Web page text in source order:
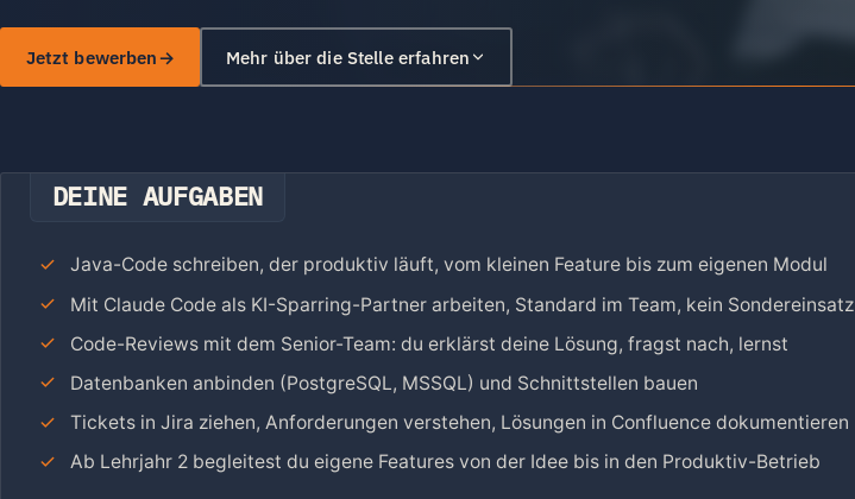
Jetzt bewerben Mehr über die Stelle erfahren
DEINE AUFGABEN
Java-Code schreiben, der produktiv läuft, vom kleinen Feature bis zum eigenen Modul
Mit Claude Code als KI-Sparring-Partner arbeiten, Standard im Team, kein Sondereinsatz
Code-Reviews mit dem Senior-Team: du erklärst deine Lösung, fragst nach, lernst
Datenbanken anbinden (PostgreSQL, MSSQL) und Schnittstellen bauen
Tickets in Jira ziehen, Anforderungen verstehen, Lösungen in Confluence dokumentieren
Ab Lehrjahr 2 begleitest du eigene Features von der Idee bis in den Produktiv-Betrieb